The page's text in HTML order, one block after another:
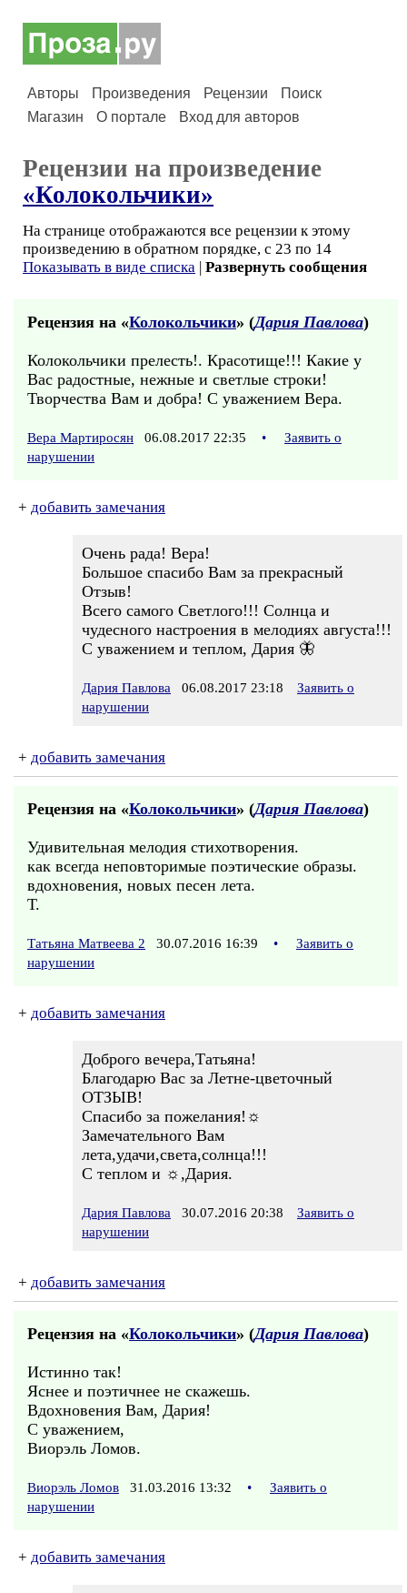
Авторы Произведения Рецензии
Поиск
Магазин
О портале Вход для авторов
Рецензии на произведение
«Колокольчики»
На странице отображаются все рецензии к этому
произведению в обратном порядке, с 23 по 14
Показывать в виде списка | Развернуть сообщения
Рецензия на «Колокольчики» (Дария Павлова)
Колокольчики прелесть!. Красотище!!! Какие у
Вас радостные, нежные и светлые строки!
Творчества Вам и добра! С уважением Вера.
Вера Мартиросян 06.08.2017 22:35 •
Заявить о
нарушении
+ добавить замечания
Очень рада! Вера!
Большое спасибо Вам за прекрасный
Отзыв!
Всего самого Светлого!!! Солнца и
чудесного настроения в мелодиях августа!!!
С уважением и теплом, Дария 🦋
Дария Павлова 06.08.2017 23:18
Заявить о
нарушении
+ добавить замечания
Рецензия на «Колокольчики» (Дария Павлова)
Удивительная мелодия стихотворения.
как всегда неповторимые поэтические образы.
вдохновения, новых песен лета.
Т.
Татьяна Матвеева 2 30.07.2016 16:39 •
Заявить о
нарушении
+ добавить замечания
Доброго вечера,Татьяна!
Благодарю Вас за Летне-цветочный
ОТЗЫВ!
Спасибо за пожелания!☼
Замечательного Вам
лета,удачи,света,солнца!!!
С теплом и ☼,Дария.
Дария Павлова 30.07.2016 20:38
Заявить о
нарушении
+ добавить замечания
Рецензия на «Колокольчики» (Дария Павлова)
Истинно так!
Яснее и поэтичнее не скажешь.
Вдохновения Вам, Дария!
С уважением,
Виорэль Ломов.
Виорэль Ломов 31.03.2016 13:32 •
Заявить о
нарушении
+ добавить замечания